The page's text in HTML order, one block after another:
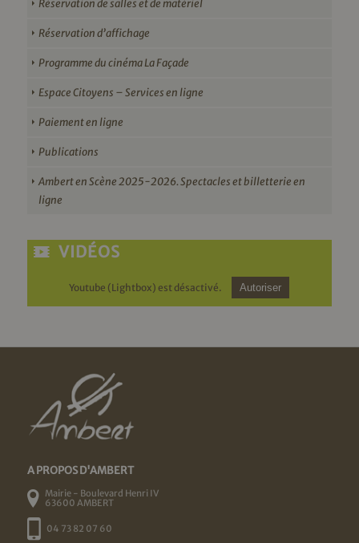
Réservation de salles et de matériel
Réservation d’affichage
Programme du cinéma La Façade
Espace Citoyens – Services en ligne
Paiement en ligne
Publications
Ambert en Scène 2025-2026. Spectacles et billetterie en
ligne
VIDÉOS
Youtube (Lightbox) est désactivé. Autoriser
A PROPOS D'AMBERT
Mairie - Boulevard Henri IV
63600 AMBERT
04 73 82 07 60